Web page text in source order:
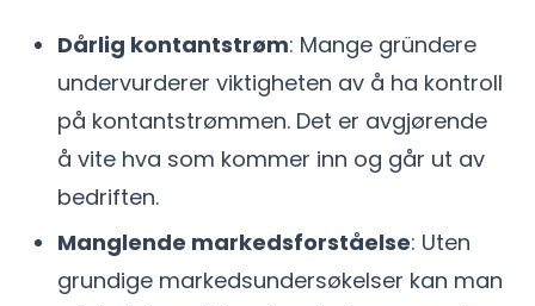
Dårlig kontantstrøm: Mange gründere
undervurderer viktigheten av å ha kontroll
på kontantstrømmen. Det er avgjørende
å vite hva som kommer inn og går ut av
bedriften.
Manglende markedsforståelse: Uten
grundige markedsundersøkelser kan man